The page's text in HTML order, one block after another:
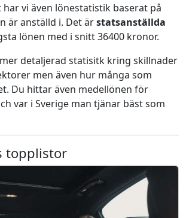
vi även lönestatistik baserat på
är anställd i. Det ärstatsanställda
lönen med i snitt 36400 kronor.
detaljerad statisitk kring skillnader
men även hur många som
Du hittar även medellönen för
var i Sverige man tjänar bäst som
topplistor